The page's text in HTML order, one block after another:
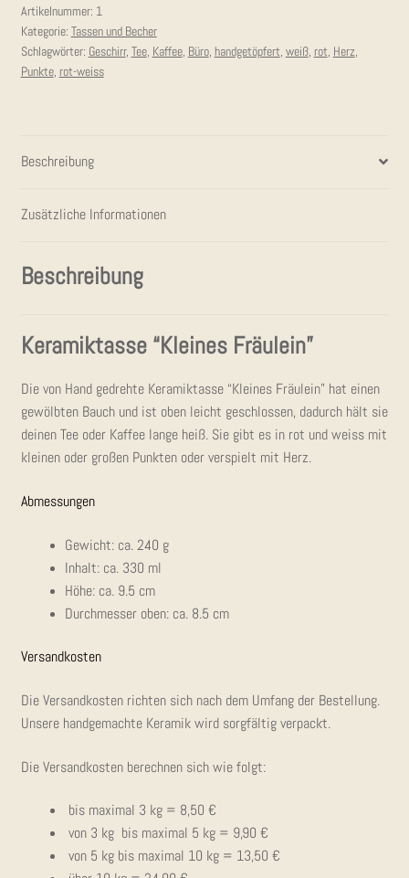
Artikelnummer: 1
Kategorie: Tassen und Becher
Schlagwörter: Geschirr, Tee, Kaffee, Büro, handgetöpfert, weiß, rot, Herz,
Punkte, rot-weiss
Beschreibung
Zusätzliche Informationen
Beschreibung
Kera­mik­tas­se “Klei­nes Fräulein”
Die von Hand gedreh­te Kera­mik­tas­se “Klei­nes Fräu­lein” hat einen
gewölb­ten Bauch und ist oben leicht geschlos­sen, dadurch hält sie
dei­nen Tee oder Kaf­fee lan­ge heiß. Sie gibt es in rot und weiss mit
klei­nen oder gro­ßen Punk­ten oder ver­spielt mit Herz.
Abmes­sun­gen
Gewicht: ca. 240 g
Inhalt: ca. 330 ml
Höhe: ca. 9.5 cm
Durch­mes­ser oben: ca. 8.5 cm
Ver­sand­kos­ten
Die Ver­sand­kos­ten rich­ten sich nach dem Umfang der Bestel­lung.
Unse­re hand­ge­mach­te Kera­mik wird sorg­fäl­tig verpackt.
Die Ver­sand­kos­ten berech­nen sich wie folgt:
bis maxi­mal 3 kg = 8,50 €
von 3 kg bis maxi­mal 5 kg = 9,90 €
von 5 kg bis maxi­mal 10 kg = 13,50 €